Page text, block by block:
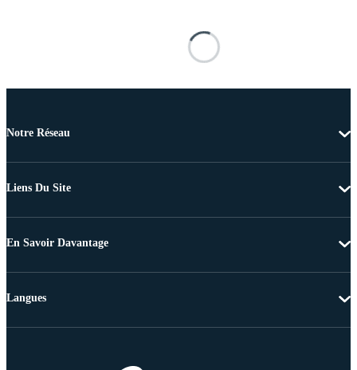
Notre Réseau
Liens Du Site
En Savoir Davantage
Langues